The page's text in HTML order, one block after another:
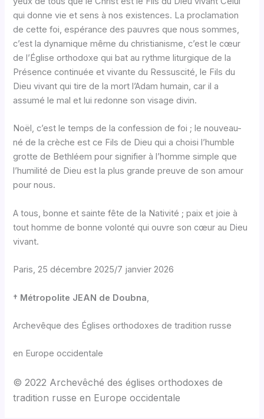
qui donne vie et sens à nos existences. La proclamation
de cette foi, espérance des pauvres que nous sommes,
c’est la dynamique même du christianisme, c’est le cœur
de l’Église orthodoxe qui bat au rythme liturgique de la
Présence continuée et vivante du Ressuscité, le Fils du
Dieu vivant qui tire de la mort l’Adam humain, car il a
assumé le mal et lui redonne son visage divin.
Noël, c’est le temps de la confession de foi ; le nouveau-
né de la crèche est ce Fils de Dieu qui a choisi l’humble
grotte de Bethléem pour signifier à l’homme simple que
l’humilité de Dieu est la plus grande preuve de son amour
pour nous.
A tous, bonne et sainte fête de la Nativité ; paix et joie à
tout homme de bonne volonté qui ouvre son cœur au Dieu
vivant.
Paris, 25 décembre 2025/7 janvier 2026
† Métropolite JEAN de Doubna
Archevêque des Églises orthodoxes de tradition russe
en Europe occidentale
© 2022 Archevêché des églises orthodoxes de
tradition russe en Europe occidentale